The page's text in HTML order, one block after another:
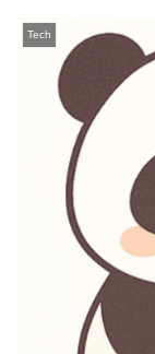
Tech